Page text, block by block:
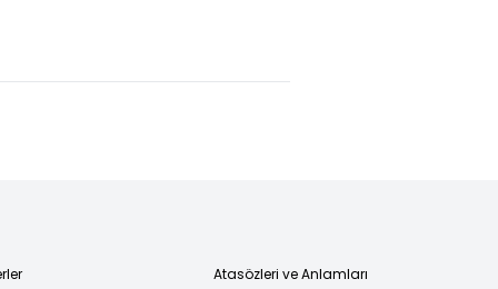
Atasözleri ve Anlamları